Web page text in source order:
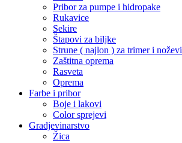
Pribor za pumpe i hidropake
Rukavice
Sekire
Štapovi za biljke
Strune ( najlon ) za trimer i noževi
Zaštitna oprema
Rasveta
Oprema
Farbe i pribor
Boje i lakovi
Color sprejevi
Gradjevinarstvo
Žica